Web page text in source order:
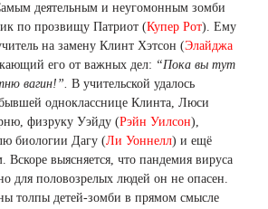
деятельным и неугомонным зомби
по прозвищу Патриот (Купер Рот). Ему
на замену Клинт Хэтсон (Элайджа
его от важных дел: “Пока вы тут
вагин!”. В учительской удалось
бывшей однокласснице Клинта, Люси
физруку Уэйду (Рэйн Уилсон),
биологии Дагу (Ли Уоннелл) и ещё
Вскоре выясняется, что пандемия вируса
для половозрелых людей он не опасен.
толпы детей-зомби в прямом смысле